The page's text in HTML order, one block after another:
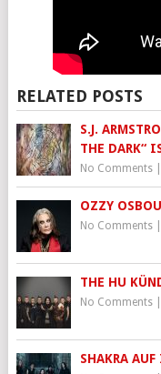
RELATED POSTS
S.J.
THE DARK“
No Comments|
OZZY
No Comments|
THE HU
No Comments|
SHAKRA